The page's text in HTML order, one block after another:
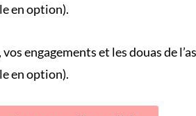
en option).
, vos engagements et les douas de
en option).